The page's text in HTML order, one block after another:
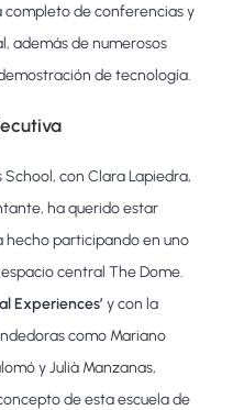
completo de conferencias y
además de numerosos
de tecnología.
School, con Clara Lapiedra,
ha querido estar
hecho participando en uno
central The Dome.
Experiences’y con la
como Mariano
yJulià Manzanas,
de esta escuela de